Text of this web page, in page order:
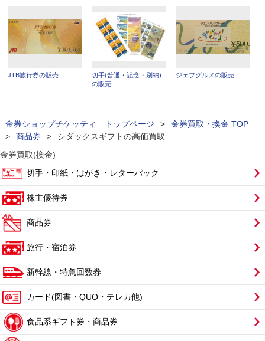
JTB旅行券の販売
切手(普通・記念・別納)
の販売
ジェフグルメの販売
金券ショップチケッティ トップページ >
金券買取・換金 TOP
>
商品券 >
シダックスギフトの高価買取
金券買取(換金)
切手・印紙・はがき・レターパック
株主優待券
商品券
旅行・宿泊券
新幹線・特急回数券
カード(図書・QUO・テレカ他)
食品系ギフト券・商品券